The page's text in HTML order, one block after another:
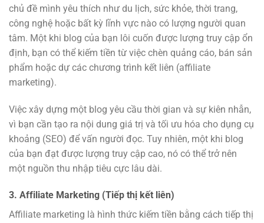
chủ đề mình yêu thích như du lịch, sức khỏe, thời trang,
công nghệ hoặc bất kỳ lĩnh vực nào có lượng người quan
tâm. Một khi blog của bạn lôi cuốn được lượng truy cập ổn
định, bạn có thể kiếm tiền từ việc chèn quảng cáo, bán sản
phẩm hoặc dự các chương trình kết liên (affiliate
marketing).
Việc xây dựng một blog yêu cầu thời gian và sự kiên nhẫn,
vì bạn cần tạo ra nội dung giá trị và tối ưu hóa cho dụng cụ
khoảng (SEO) để vấn người đọc. Tuy nhiên, một khi blog
của bạn đạt được lượng truy cập cao, nó có thể trở nên
một nguồn thu nhập tiêu cực lâu dài.
3. Affiliate Marketing (Tiếp thị kết liên)
Affiliate marketing là hình thức kiếm tiền bằng cách tiếp thị